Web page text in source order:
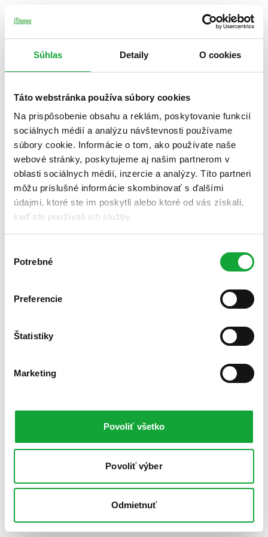
Súhlas Detaily O cookies
Táto webstránka používa súbory cookies
Na prispôsobenie obsahu a reklám, poskytovanie funkcií
sociálnych médií a analýzu návštevnosti používame
súbory cookie. Informácie o tom, ako používate naše
webové stránky, poskytujeme aj našim partnerom v
oblasti sociálnych médií, inzercie a analýzy. Títo partneri
môžu príslušné informácie skombinovať s ďalšími
údajmi, ktoré ste im poskytli alebo ktoré od vás získali,
keď ste používali ich služby.
súhlasu
Potrebné
Preferencie
Štatistiky
Marketing
Povoliť všetko
Povoliť výber
Odmietnuť